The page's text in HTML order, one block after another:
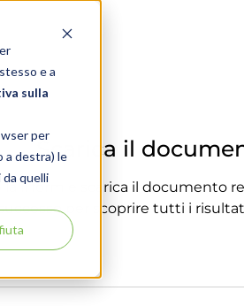
e a
sulla
per
a destra) le
quelli
Scarica il
il form e scarica il documento
per scoprire tutti i